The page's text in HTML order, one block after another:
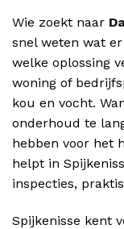
Wie zoekt naar
snel weten wat
welke oplossing
woning of
kou en vocht.
onderhoud te
hebben voor het
helpt in
inspecties,
Spijkenisse kent